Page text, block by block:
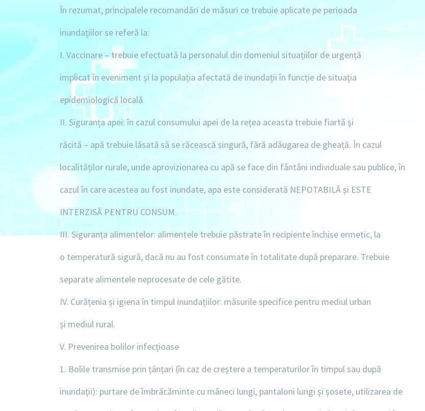
În rezumat, principalele recomandări de măsuri ce trebuie aplicate pe perioada
inundațiilor se referă la:
I. Vaccinare– trebuie efectuată la personalul din domeniul situațiilor de urgență
implicat în eveniment și la populația afectată de inundații în funcție de situația
epidemiologică locală.
II. Siguranța apei:în cazul consumului apei de la rețea aceasta trebuie fiartă și
răcită – apă trebuie lăsată să se răcească singură, fără adăugarea de gheață. În cazul
localităților rurale, unde aprovizionarea cu apă se face din fântâni individuale sau publice, în
cazul în care acestea au fost inundate, apa este considerată NEPOTABILĂ și ESTE
INTERZISĂ PENTRU CONSUM.
III. Siguranța alimentelor:alimentele trebuie păstrate în recipiente închise ermetic, la
o temperatură sigură, dacă nu au fost consumate în totalitate după preparare. Trebuie
separate alimentele neprocesate de cele gătite.
IV. Curățenia și igiena în timpul inundațiilor: măsurile specifice pentru mediul urban
și mediul rural.
V. Prevenirea bolilor infecțioase
1. Bolile transmise prin țânțari (în caz de creștere a temperaturilor în timpul sau după
inundații): purtare de îmbrăcăminte cu mâneci lungi, pantaloni lungi și șosete, utilizarea de